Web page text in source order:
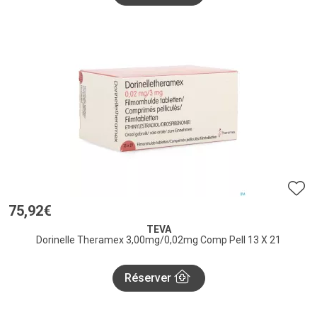
75,92€
TEVA
Dorinelle Theramex 3,00mg/0,02mg Comp Pell 13 X 21
Réserver